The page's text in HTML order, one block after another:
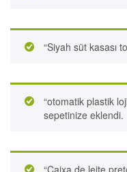
“Siyah süt kasası
“otomatik plastik
sepetinize eklendi.
“Caixa de leite